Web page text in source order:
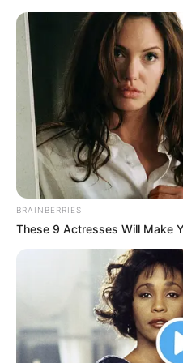
Naturpark Frankenhöhe -
Klosteranlagen in und um
Ausflugsziele Hotels
Bald ist Hohes Friedensfest
Sonnabend, den 08.08.2026
lohnende Schlösser und
Bad Windsheim und
Sie gehören zu den
Naturpark Frankenhöhe
Außerdem haben auch
Ähnlichkeit mit
diese hier bzw. auf den
BRAINBERRIES
These 9 Actresses Will Make